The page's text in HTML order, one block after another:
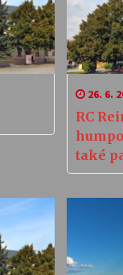
26. 6.
RC
také